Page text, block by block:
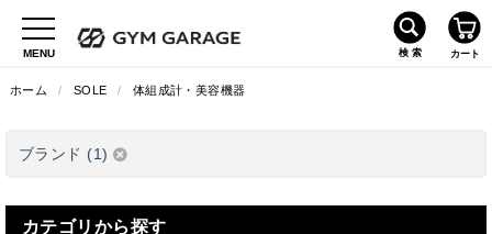
ホーム / SOLE / 体組成計・美容機器
ブランド (1)
カテゴリから探す